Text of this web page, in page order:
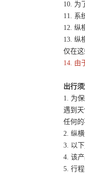
10. 为
11. 系
12. 纵
13. 纵
仅在
14. 由
出行须
1. 为
遇到
任何
2. 纵
3. 以
4. 该
5. 行